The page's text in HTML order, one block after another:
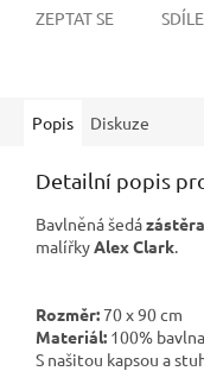
ZEPTAT SE
Popis Diskuze
Detailní popis
Bavlněná šedázástěra
malířkyAlex Clark.
Rozměr:70 x 90 cm
Materiál: 100% bavlna
S našitou kapsou a